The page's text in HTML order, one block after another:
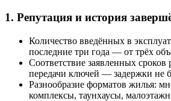
1. Репутация и история
Количество введённых в
последние три года — от трёх
Соответствие заявленных сроков
передачи ключей — задержки не
Разнообразие форматов жилья:
комплексы, таунхаусы,